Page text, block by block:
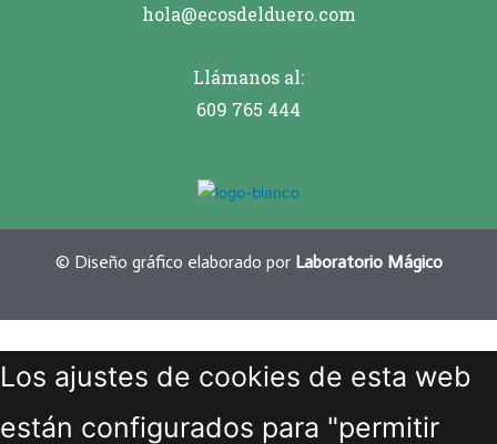
hola@ecosdelduero.com
Llámanos al:
609 765 444
© Diseño gráfico elaborado por Laboratorio Mágico
Los ajustes de cookies de esta web
están configurados para "permitir